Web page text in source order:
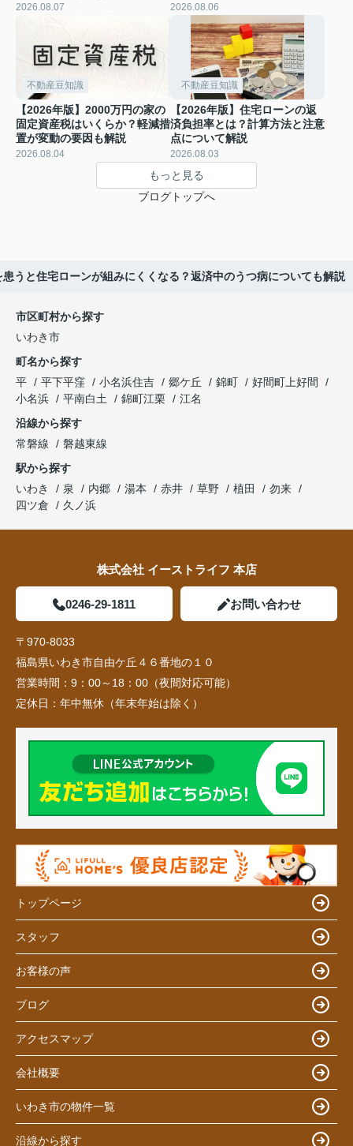
2026.08.07 2026.08.06
不動産豆知識
【2026年版】2000万円の家の
固定資産税はいくらか？軽減措
置が変動の要因も解説
2026.08.04
不動産豆知識
【2026年版】住宅ローンの返
済負担率とは？計算方法と注意
点について解説
2026.08.03
もっと見る
ブログトップへ
うと住宅ローンが組みにくくなる？返済中のうつ病についても解説
市区町村から探す
いわき市
町名から探す
平
平下平窪 小名浜住吉 郷ケ丘 錦町
好間町上好間
小名浜
平南白土 錦町江栗
江名
沿線から探す
常磐線
磐越東線
駅から探す
いわき
泉 内郷 湯本 赤井 草野 植田
勿来
四ツ倉
久ノ浜
株式会社 イーストライフ 本店
0246-29-1811 お問い合わせ
〒970-8033
福島県いわき市自由ケ丘４６番地の１０
営業時間： 9：00～18：00（夜間対応可能）
定休日： 年中無休（年末年始は除く）
トップページ
スタッフ
お客様の声
ブログ
アクセスマップ
会社概要
いわき市の物件一覧
沿線から探す